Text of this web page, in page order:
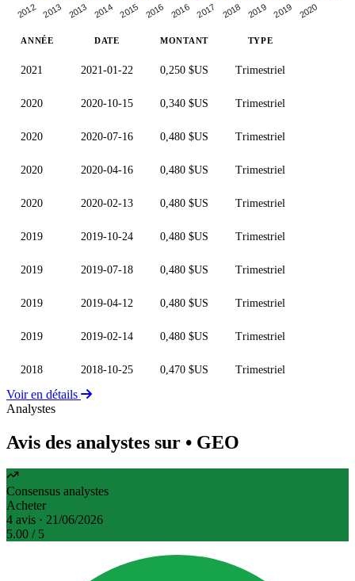
2012 2013 2013 2014 2015 2016 2016 2017 2018 2019 2019 2020
ANNÉE DATE MONTANT TYPE
2021 2021-01-22 0,250 $US Trimestriel
2020 2020-10-15 0,340 $US Trimestriel
2020 2020-07-16 0,480 $US Trimestriel
2020 2020-04-16 0,480 $US Trimestriel
2020 2020-02-13 0,480 $US Trimestriel
2019 2019-10-24 0,480 $US Trimestriel
2019 2019-07-18 0,480 $US Trimestriel
2019 2019-04-12 0,480 $US Trimestriel
2019 2019-02-14 0,480 $US Trimestriel
2018 2018-10-25 0,470 $US Trimestriel
Voir en détails
Analystes
Avis des analystes sur • GEO
Consensus analystes
Acheter
4 avis · 21/06/2026
5.00 / 5